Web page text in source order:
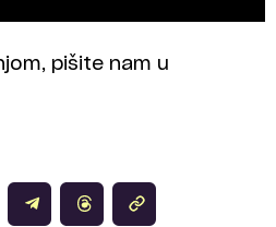
pišite nam u